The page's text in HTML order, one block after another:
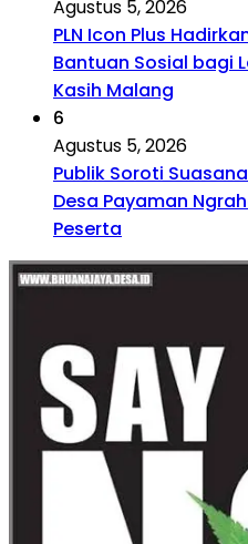
Agustus 5, 2026
PLN Icon Plus
Bantuan Sosial bagi
Kasih Malang
6
Agustus 5, 2026
Publik Soroti
Desa Payaman
Peserta